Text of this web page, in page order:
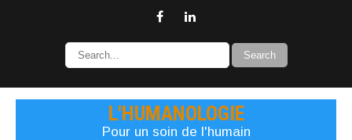
L'HUMANOLOGIE
Pour un soin de l'humain